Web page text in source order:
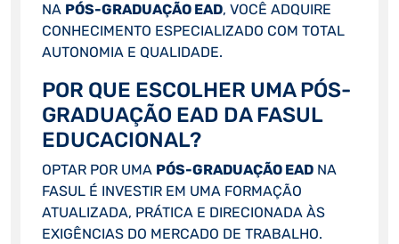
NA PÓS-GRADUAÇÃO EAD, VOCÊ ADQUIRE
CONHECIMENTO ESPECIALIZADO COM TOTAL
AUTONOMIA E QUALIDADE.
POR QUE ESCOLHER UMA PÓS-
GRADUAÇÃO EAD DA FASUL
EDUCACIONAL?
OPTAR POR UMA PÓS-GRADUAÇÃO EADNA
FASUL É INVESTIR EM UMA FORMAÇÃO
ATUALIZADA, PRÁTICA E DIRECIONADA ÀS
EXIGÊNCIAS DO MERCADO DE TRABALHO.